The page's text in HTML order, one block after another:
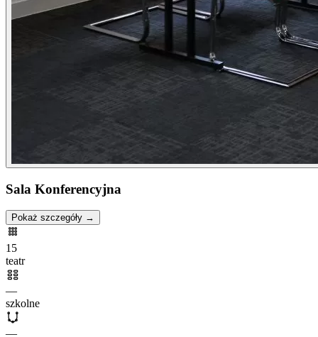
Sala Konferencyjna
Pokaż szczegóły →
15
teatr
—
szkolne
—